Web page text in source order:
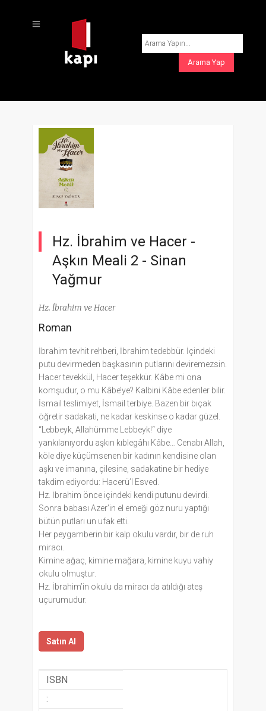
Hz. İbrahim ve Hacer -
Aşkın Meali 2 - Sinan
Yağmur
Hz. İbrahim ve Hacer
Roman
İbrahim tevhit rehberi, İbrahim tedebbür. İçindeki
putu devirmeden başkasının putlarını deviremezsin.
Hacer tevekkül, Hacer teşekkür. Kâbe mi ona
komşudur, o mu Kâbe’ye? Kalbini Kâbe edenler bilir.
İsmail teslimiyet, İsmail terbiye. Bazen bir bıçak
öğretir sadakati, ne kadar keskinse o kadar güzel.
“Lebbeyk, Allahümme Lebbeyk!“ diye
yankılanıyordu aşkın kıblegâhı Kâbe… Cenabı Allah,
köle diye küçümsenen bir kadının kendisine olan
aşkı ve imanına, çilesine, sadakatine bir hediye
takdim ediyordu: Hacerü’l Esved.
Hz. İbrahim önce içindeki kendi putunu devirdi.
Sonra babası Azer’in el emeği göz nuru yaptığı
bütün putları un ufak etti.
Her peygamberin bir kalp okulu vardır, bir de ruh
miracı.
Kimine ağaç, kimine mağara, kimine kuyu vahiy
okulu olmuştur.
Hz. İbrahim’in okulu da miracı da atıldığı ateş
uçurumudur.
Satın Al
ISBN
: